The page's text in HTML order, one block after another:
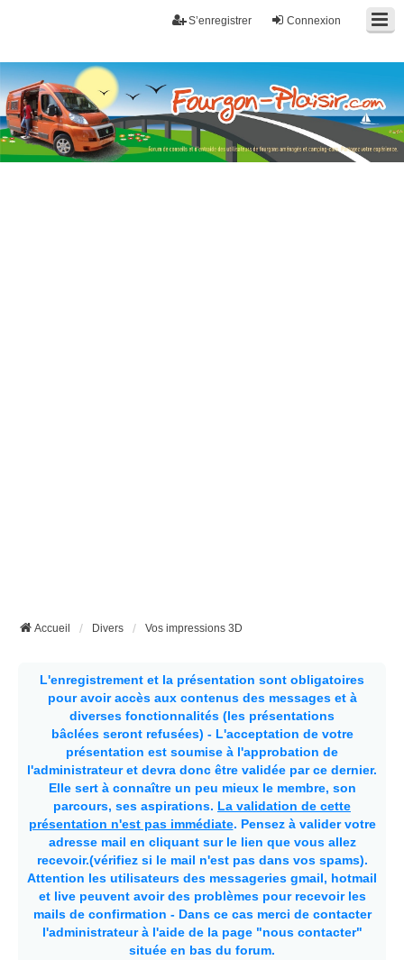
Connexion
S’enregistrer
Fourgon-plaisir.com
Forum de conseils et d'entraide des utilisateurs de fourgons, fourgons
aménagés, vans et de camping-car. Partagez votre expérience.
Accueil Divers Vos impressions 3D
L'enregistrement et la présentation sont obligatoires
pour avoir accès aux contenus des messages et à
diverses fonctionnalités (les présentations
bâclées seront refusées) - L'acceptation de votre
présentation est soumise à l'approbation de
l'administrateur et devra donc être validée par ce dernier.
Elle sert à connaître un peu mieux le membre, son
parcours, ses aspirations. La validation de cette
présentation n'est pas immédiate. Pensez à valider votre
adresse mail en cliquant sur le lien que vous allez
recevoir.(vérifiez si le mail n'est pas dans vos spams).
Attention les utilisateurs des messageries gmail, hotmail
et live peuvent avoir des problèmes pour recevoir les
mails de confirmation - Dans ce cas merci de contacter
l'administrateur à l'aide de la page "nous contacter"
située en bas du forum.